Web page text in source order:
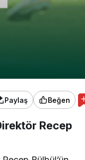
Paylaş Beğen
Recep